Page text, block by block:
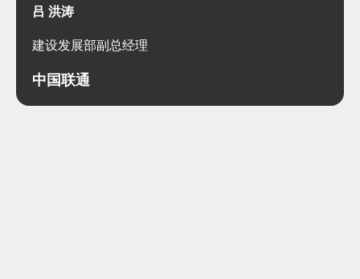
吕 洪涛
建设发展部副总经理
中国联通